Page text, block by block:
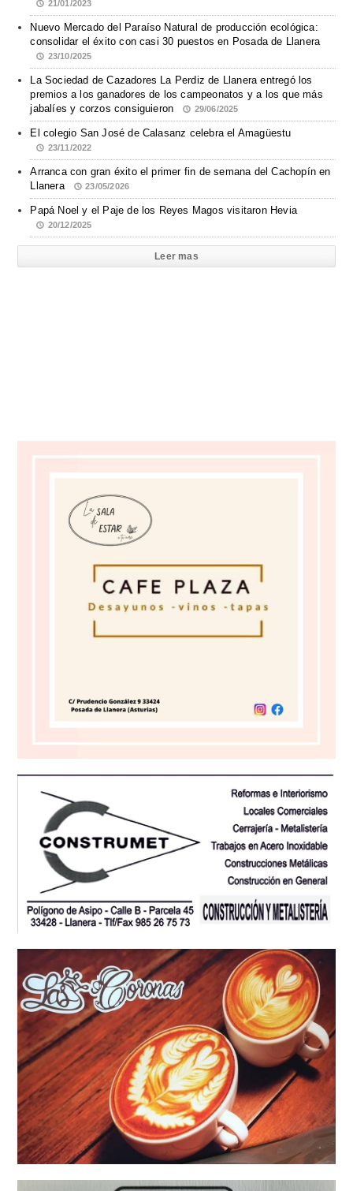
21/01/2023
Nuevo Mercado del Paraíso Natural de producción ecológica:
consolidar el éxito con casi 30 puestos en Posada de Llanera
23/10/2025
La Sociedad de Cazadores La Perdiz de Llanera entregó los
premios a los ganadores de los campeonatos y a los que más
jabalíes y corzos consiguieron
29/06/2025
El colegio San José de Calasanz celebra el Amagüestu
23/11/2022
Arranca con gran éxito el primer fin de semana del Cachopín en
Llanera
23/05/2026
Papá Noel y el Paje de los Reyes Magos visitaron Hevia
20/12/2025
Leer mas